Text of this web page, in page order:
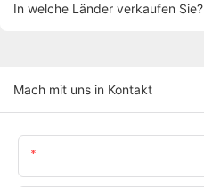
In welche Länder verkaufen Sie?
Mach mit uns in Kontakt